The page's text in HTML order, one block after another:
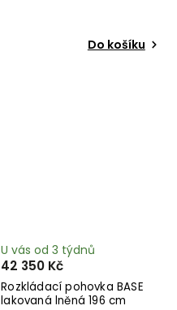
Do košíku
Rozkládací pohovka BASE
lakovaná lněná 196 cm
U vás od 3 týdnů
42 350 Kč